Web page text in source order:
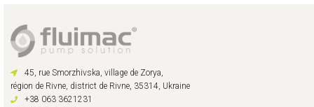
45, rue Smorzhivska, village de Zorya,
région de Rivne, district de Rivne, 35314, Ukraine
+38 063 3621231